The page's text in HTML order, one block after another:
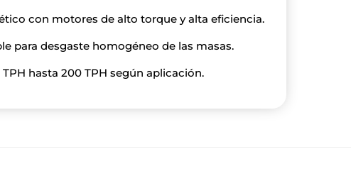
con motores de alto torque y alta eficiencia.
para desgaste homogéneo de las masas.
hasta 200 TPH según aplicación.